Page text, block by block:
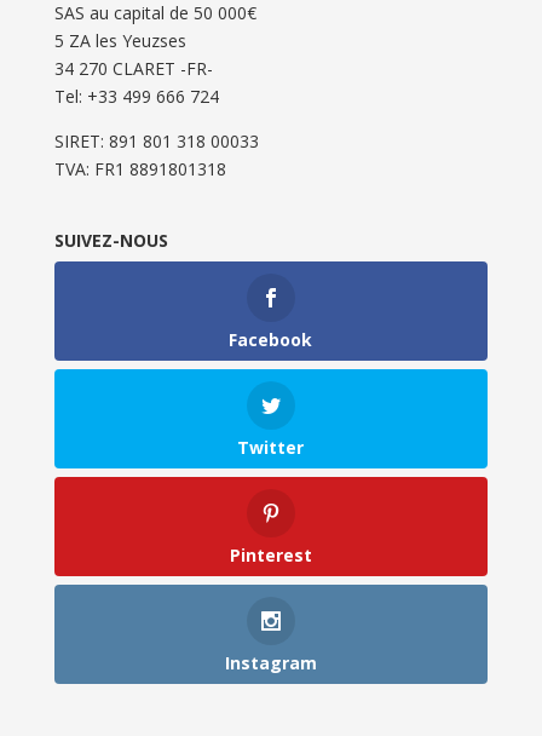
SAS au capital de 50 000€
5 ZA les Yeuzses
34 270 CLARET -FR-
Tel: ‭+33 499 666 724‬
SIRET: 891 801 318 00033
TVA: FR1 8891801318
SUIVEZ-NOUS
Facebook
Twitter
Pinterest
Instagram